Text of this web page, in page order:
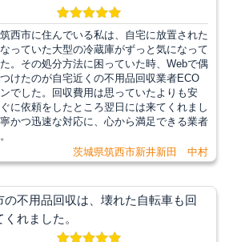
西市に住んでいる私は、自宅に放置された
っていた大型の冷蔵庫がずっと気になって
。その処分方法に困っていた時、Webで偶
けたのが自宅近くの不用品回収業者ECO
でした。回収費用は思っていたよりも安
に依頼をしたところ翌日には来てくれまし
かつ迅速な対応に、心から満足できる業者
茨城県筑西市新井新田 中村
の不用品回収は、壊れた自転車も回
くれました。